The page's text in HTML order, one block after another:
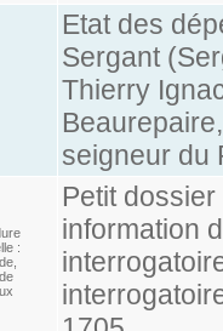
Etat des
Sergant
Thierry
seigneur du
:
Petit
information